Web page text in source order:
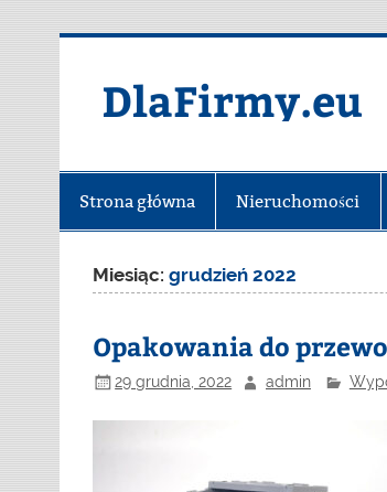
DlaFirmy.eu
Strona główna Nieruchomości
Miesiąc:grudzień 2022
Opakowania do
29 grudnia, 2022 admin